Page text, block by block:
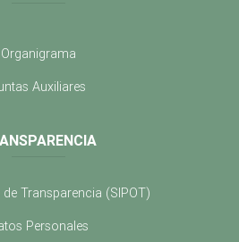
Organigrama
Auxiliares
Transparencia (SIPOT)
Personales